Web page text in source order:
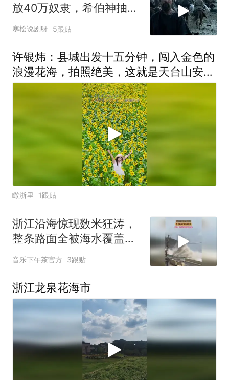
放40万奴隶，希伯神抽干
大海送他们回家
寒松说剧呀 5跟贴
许银炜：县城出发十五分钟，闯入金色的
浪漫花海，拍照绝美，这就是天台山安科
大片的向日葵盛放，快快来打卡
瞰浙里 1跟贴
浙江沿海惊现数米狂涛，
整条路面全被海水覆盖，
网友：鱼虾应该都能打上
音乐下午茶官方 3跟贴
浙江龙泉花海市